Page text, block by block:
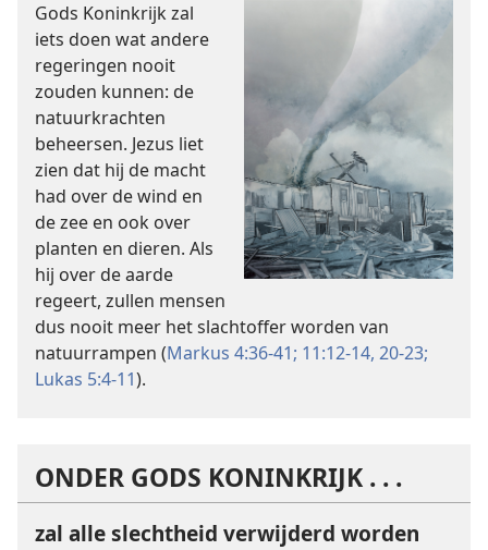
Gods Koninkrijk zal
iets doen wat andere
regeringen nooit
zouden kunnen: de
natuurkrachten
beheersen. Jezus liet
zien dat hij de macht
had over de wind en
de zee en ook over
planten en dieren. Als
hij over de aarde
regeert, zullen mensen
dus nooit meer het slachtoffer worden van
natuurrampen (Markus 4:36-41; 11:12-14, 20-23;
Lukas 5:4-11).
ONDER GODS KONINKRIJK . . .
zal alle slechtheid verwijderd worden